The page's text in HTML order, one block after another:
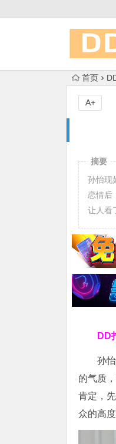
首页
A+
摘要
孙怡现
恋情后
让人看
DD
孙
的气质
肯定，
众的高度